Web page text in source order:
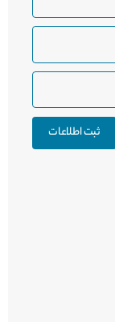
ثبت اطلاعات